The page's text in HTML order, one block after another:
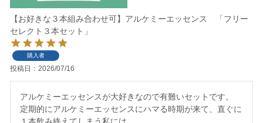
【お好きな３本組み合わせ可】アルケミーエッセンス 「フリー
セレクト３本セット」
購入者
投稿日 2026/07/16
アルケミーエッセンスが大好きなので有難いセットです。
定期的にアルケミーエッセンスにハマる時期が来て、直ぐに